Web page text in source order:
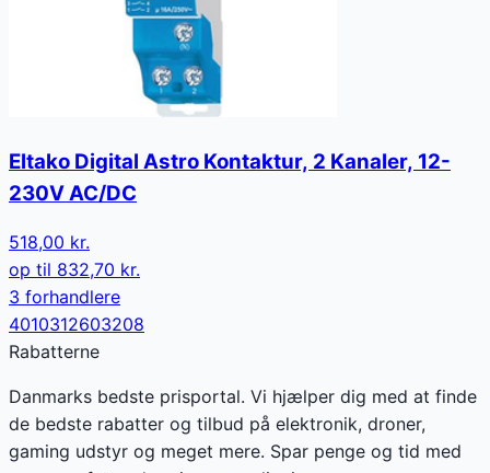
Eltako Digital Astro Kontaktur, 2 Kanaler, 12-
230V AC/DC
518,00 kr.
op til 832,70 kr.
3 forhandlere
4010312603208
Rabatterne
Danmarks bedste prisportal. Vi hjælper dig med at finde
de bedste rabatter og tilbud på elektronik, droner,
gaming udstyr og meget mere. Spar penge og tid med